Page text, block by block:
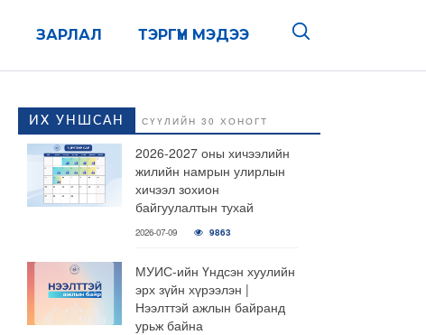
ТЭРГҮҮН МЭДЭЭ
ЗАРЛАЛ
ИХ УНШСАН СҮҮЛИЙН 30 ХОНОГТ
2026-2027 оны хичээлийн
жилийн намрын улирлын
хичээл зохион
байгуулалтын тухай
2026-07-09 9863
МУИС-ийн Үндсэн хуулийн
эрх зүйн хүрээлэн |
Нээлттэй ажлын байранд
урьж байна